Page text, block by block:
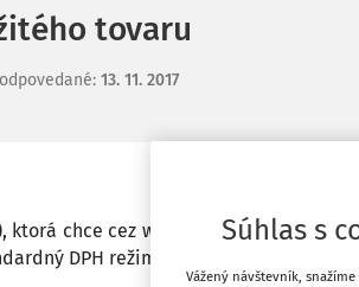
tovaru
: 13. 11. 2017
ktorá chce cez webshop predávať
DPH režim aj DPH režim pre
Súhlas s
Vážený návštevník,